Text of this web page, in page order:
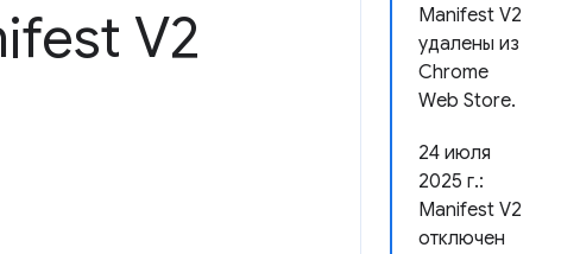
Manifest V2
удалены из
Chrome
Web Store.
24 июля
2025 г.:
Manifest V2
отключен
V2